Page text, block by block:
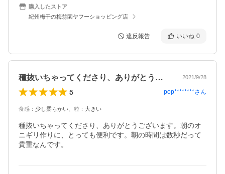
購入したストア
紀州梅干の梅翁園ヤフーショッピング店
違反報告 いいね 0
種抜いちゃってくださり、ありがとうござ… 2021/9/28
5 pop********さん
食感 ： 少し柔らかい 粒 ： 大きい
種抜いちゃってくださり、ありがとうございます。朝のオ
ニギリ作りに、とっても便利です。朝の時間は数秒だって
貴重なんです。